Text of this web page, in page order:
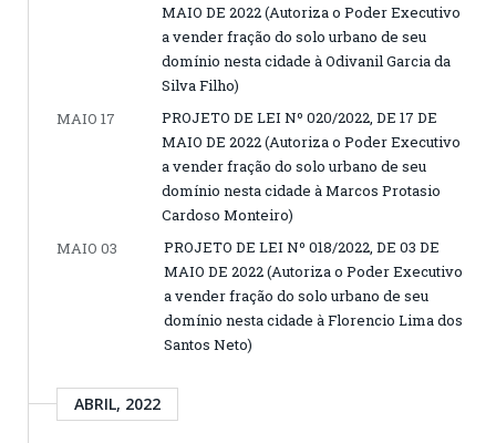
MAIO DE 2022 (Autoriza o Poder Executivo
a vender fração do solo urbano de seu
domínio nesta cidade à Odivanil Garcia da
Silva Filho)
MAIO 17
PROJETO DE LEI Nº 020/2022, DE 17 DE
MAIO DE 2022 (Autoriza o Poder Executivo
a vender fração do solo urbano de seu
domínio nesta cidade à Marcos Protasio
Cardoso Monteiro)
MAIO 03
PROJETO DE LEI Nº 018/2022, DE 03 DE
MAIO DE 2022 (Autoriza o Poder Executivo
a vender fração do solo urbano de seu
domínio nesta cidade à Florencio Lima dos
Santos Neto)
ABRIL, 2022